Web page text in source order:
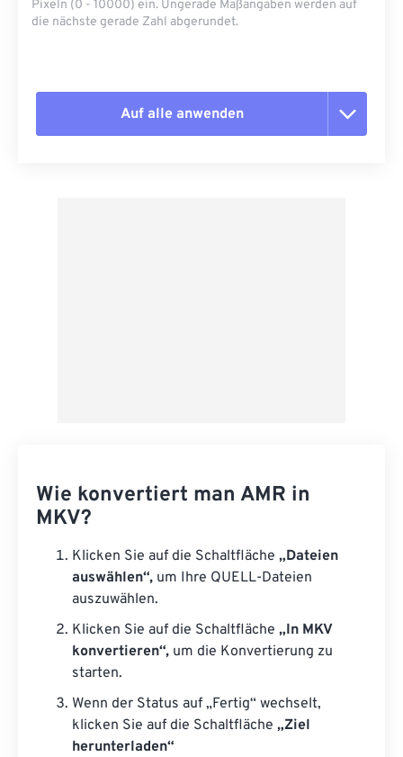
Pixeln (0 - 10000) ein. Ungerade Maßangaben werden auf
die nächste gerade Zahl abgerundet.
Auf alle anwenden
Wie konvertiert man AMR in
MKV?
Klicken Sie auf die Schaltfläche „Dateien
auswählen“, um Ihre QUELL-Dateien
auszuwählen.
Klicken Sie auf die Schaltfläche „In MKV
konvertieren“, um die Konvertierung zu
starten.
Wenn der Status auf „Fertig“ wechselt,
klicken Sie auf die Schaltfläche „Ziel
herunterladen“